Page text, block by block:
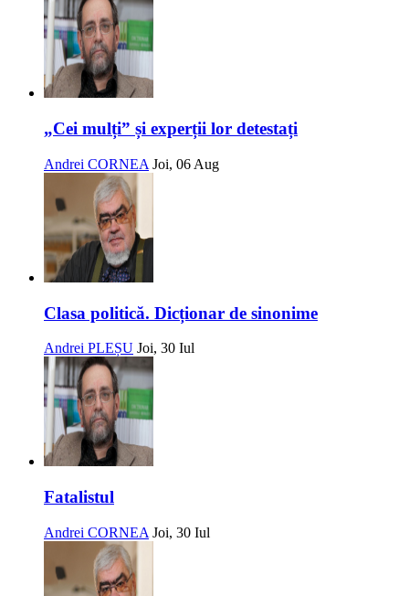
„Cei mulți” și experții lor detestați
Andrei CORNEA Joi, 06 Aug
Clasa politică. Dicționar de sinonime
Andrei PLEȘU Joi, 30 Iul
Fatalistul
Andrei CORNEA Joi, 30 Iul